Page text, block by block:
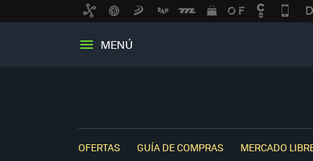
MENÚ
OFERTAS GUÍA DE COMPRAS MERCADO